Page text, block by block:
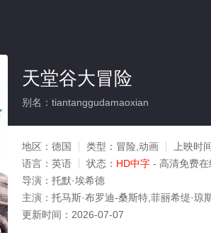
天堂谷大冒险
别名：tiantanggudamaoxian
地区： 德国 类型： 冒险,动画 上映时
语言： 英语 状态： HD中字 - 高清免费
导演： 托默·埃希德
主演： 托马斯·布罗迪-桑斯特,菲丽希缇·琼
更新时间： 2026-07-07